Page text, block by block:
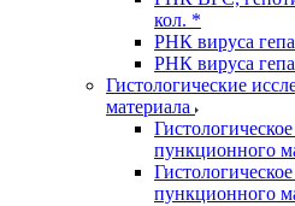
кол. *
РНК вируса
РНК вируса
Гистологические
материала
пункционного
пункционного